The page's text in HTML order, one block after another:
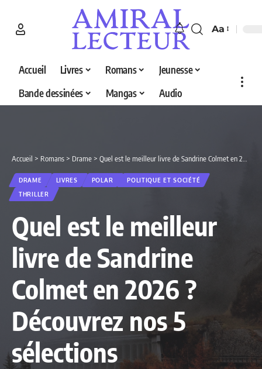
Aa
Accueil Livres Romans
Jeunesse
Bande dessinées
Mangas Audio
Accueil > Romans > Drame > Quel est le meilleur livre de Sandrine Colmet en 2026 ? Découvrez nos 5 sélections
DRAME LIVRES POLAR
POLITIQUE ET SOCIÉTÉ
THRILLER
Quel est le meilleur
livre de Sandrine
Colmet en 2026 ?
Découvrez nos 5
sélections